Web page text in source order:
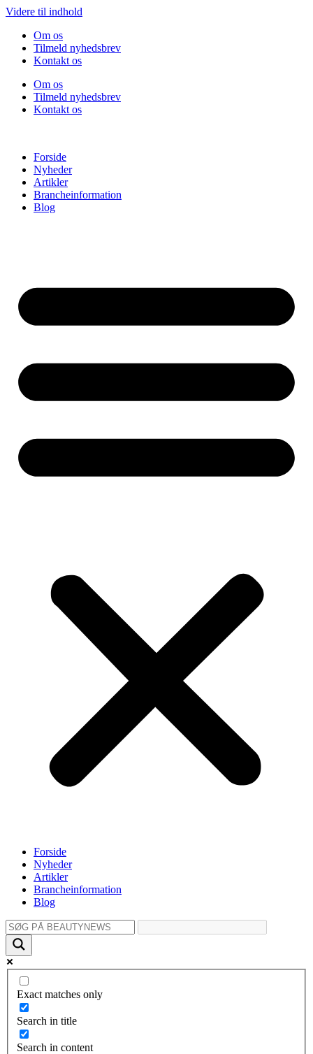
Videre til indhold
Om os
Tilmeld nyhedsbrev
Kontakt os
Om os
Tilmeld nyhedsbrev
Kontakt os
Forside
Nyheder
Artikler
Brancheinformation
Blog
Forside
Nyheder
Artikler
Brancheinformation
Blog
Exact matches only
Search in title
Search in content